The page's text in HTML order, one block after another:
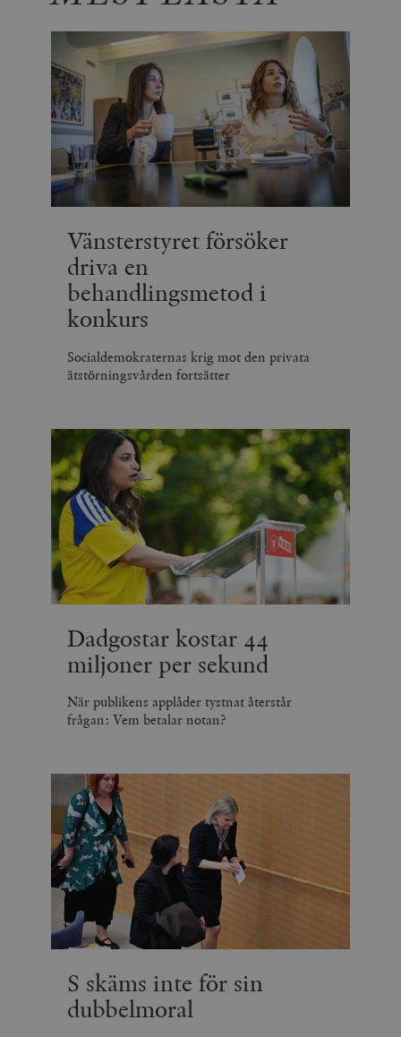
Vänsterstyret försöker
driva en
behandlingsmetod i
konkurs
Socialdemokraternas krig mot den privata
ätstörningsvården fortsätter
Dadgostar kostar 44
miljoner per sekund
När publikens applåder tystnat återstår
frågan: Vem betalar notan?
S skäms inte för sin
dubbelmoral